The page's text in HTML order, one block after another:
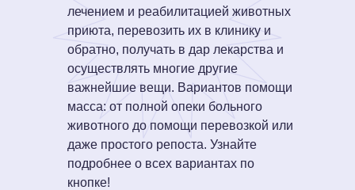
лечением и реабилитацией животных
приюта, перевозить их в клинику и
обратно, получать в дар лекарства и
осуществлять многие другие
важнейшие вещи. Вариантов помощи
масса: от полной опеки больного
животного до помощи перевозкой или
даже простого репоста. Узнайте
подробнее о всех вариантах по
кнопке!